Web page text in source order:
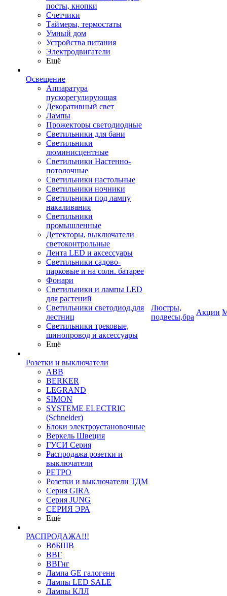
посты, кнопки
Счетчики
Таймеры, термостаты
Умный дом
Устройства питания
Электродвигатели
Ещё
Освещение
Аппаратура
пускорегулирующая
Декоративный свет
Лампы
Прожекторы светодиодные
Светильники для бани
Светильники
люминисцентные
Светильники Настенно-
потолочные
Светильники настольные
Светильники ночники
Светильники под лампу
накаливания
Светильники
промышленные
Детекторы, выключатели
светоконтрольные
Лента LED и аксессуары
Светильники садово-
парковые и на солн. батарее
Фонари
Светильники и лампы LED
для растений
Светильники светодиод.для
лестниц
Светильники трековые,
шинопровод и аксессуары
Ещё
Розетки и выключатели
ABB
BERKER
LEGRAND
SIMON
SYSTEME ELECTRIC
(Schneider)
Блоки электроустановочные
Веркель Швеция
ГУСИ Серия
Распродажа розетки и
выключатели
РЕТРО
Розетки и выключатели ТДМ
Серия GIRA
Серия JUNG
СЕРИЯ ЭРА
Ещё
РАСПРОДАЖА!!!
ВбБШВ
ВВГ
ВВГнг
Лампа GE галогенн
Лампы LED SALE
Лампы КЛЛ
Люстры,
подвесы,бра
Акции